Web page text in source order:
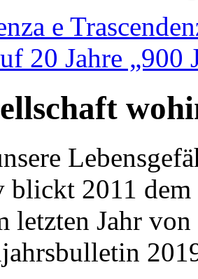
e
20 Jahre „900
blickt 2011
letzten Jahr